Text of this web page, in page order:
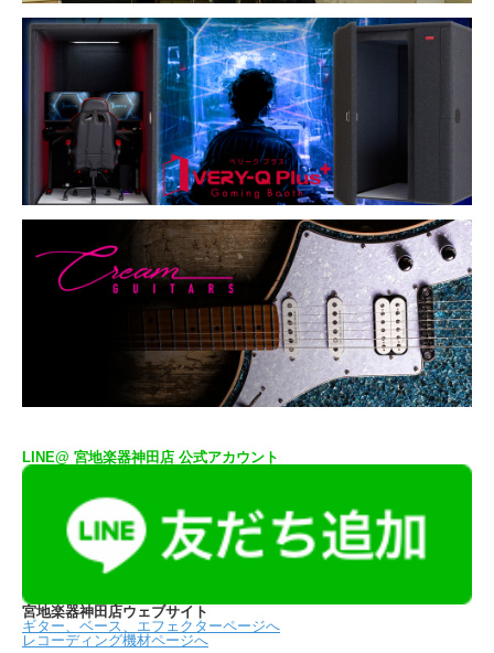
LINE@ 宮地楽器神田店 公式アカウント
宮地楽器神田店ウェブサイト
ギター、ベース、エフェクターページへ
レコーディング機材ページへ